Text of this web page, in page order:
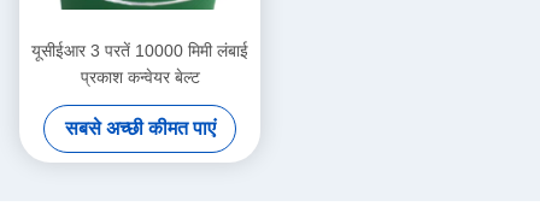
यूसीईआर 3 परतें 10000 मिमी लंबाई
प्रकाश कन्वेयर बेल्ट
सबसे अच्छी कीमत पाएं